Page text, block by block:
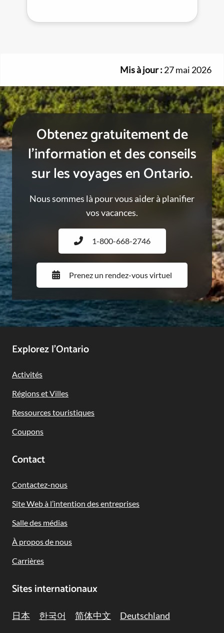
Mis à jour : 27 mai 2026
Obtenez gratuitement de
l’information et des conseils
sur les voyages en Ontario.
Nous sommes là pour vous aider à planifier
vos vacances.
1-800-668-2746
Prenez un rendez-vous virtuel
Footer
Navigation
Explorez l’Ontario
Activités
Régions et Villes
Ressources touristiques
Coupons
Contact
Contactez-nous
Site Web à l’intention des entreprises
Salle des médias
À propos de nous
Carrières
Sites internationaux
日本 한국어 简体中文
Deutschland